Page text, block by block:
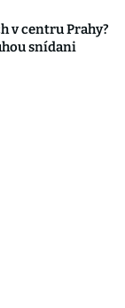
v centru Prahy?
snídani